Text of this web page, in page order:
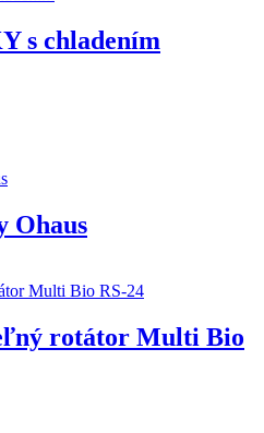
s chladením
Ohaus
rotátor Multi Bio